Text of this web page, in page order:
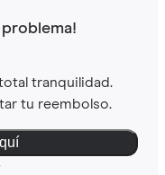
problema!
tranquilidad.
tu reembolso.